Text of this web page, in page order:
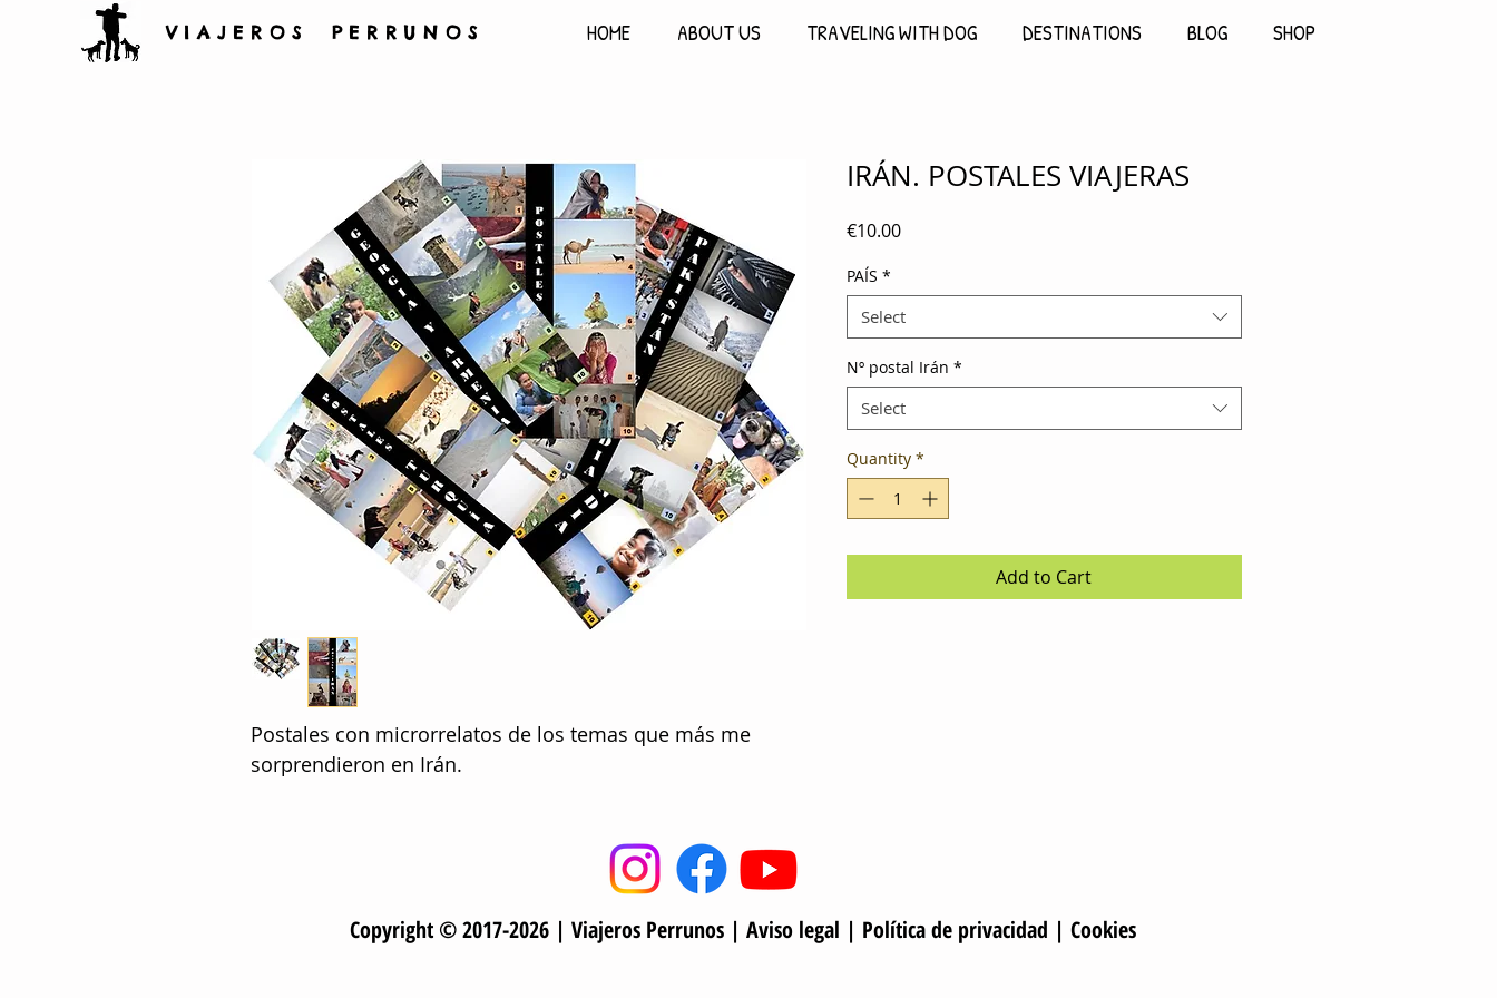
V I A J E R O S P E R R U N O S HOME ABOUT US TRAVELING WITH DOG DESTINATIONS BLOG SHOP
Postales con microrrelatos de los temas que más me
sorprendieron en Irán.
IRÁN. POSTALES VIAJERAS
€10.00Price
PAÍS *
Select
Nº postal Irán *
Select
Quantity *
Add to Cart
Copyright © 2017-2026 | Viajeros Perrunos | Aviso legal | Política de privacidad | Cookies